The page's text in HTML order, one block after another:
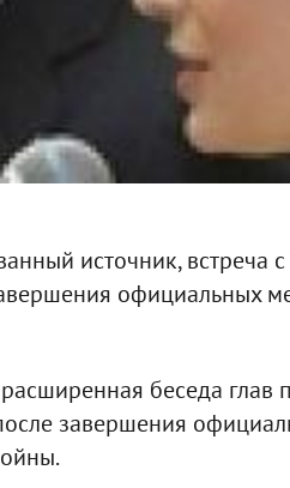
источник, встреча с
официальных
беседа глав
завершения